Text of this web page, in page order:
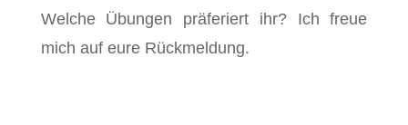
Welche Übungen präferiert ihr? Ich freue
mich auf eure Rückmeldung.